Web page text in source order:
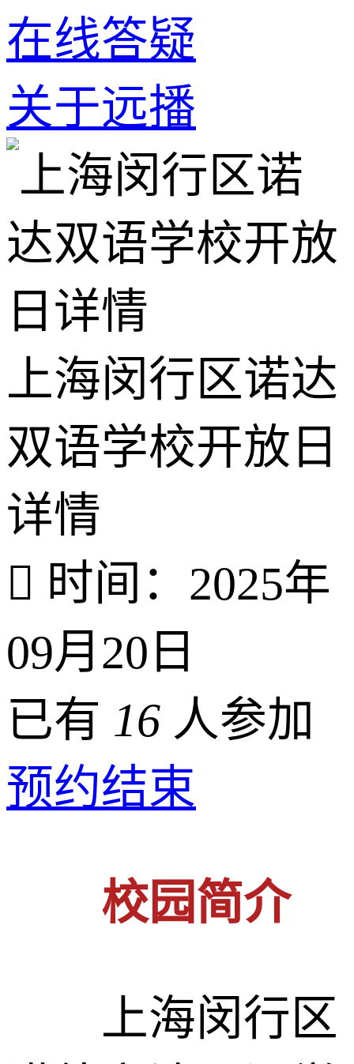
在线答疑
关于远播
上海闵行区诺达
双语学校开放日
详情
 时间：2025年
09月20日
已有 16 人参加
预约结束
校园简介
上海闵行区